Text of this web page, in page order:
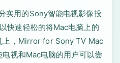
实用的Sony智能电视影像投
快速轻松的将Mac电脑上的
上，Mirror for Sony TV Mac
视和Mac电脑的用户可以尝